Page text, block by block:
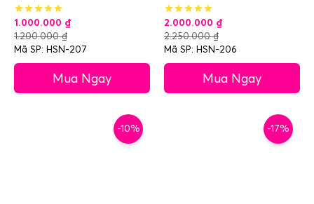
1.000.000 ₫
1.200.000₫
Mã SP: HSN-207
Mua Ngay
2.000.000 ₫
2.250.000₫
Mã SP: HSN-206
Mua Ngay
-10% -17%